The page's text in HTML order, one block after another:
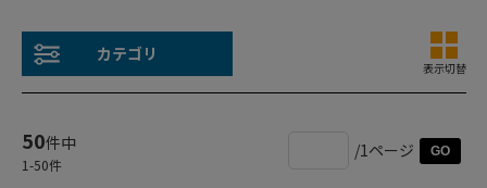
カテゴリ
表示切替
50件中
1-50件
/1ページ GO